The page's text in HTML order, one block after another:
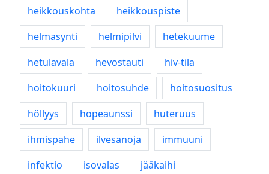
heikkouskohta
heikkouspiste
helmasynti
helmipilvi
hetekuume
hetulavala
hevostauti
hiv-tila
hoitokuuri
hoitosuhde
hoitosuositus
höllyys
hopeaunssi
huteruus
ihmispahe
ilvesanoja
immuuni
infektio
isovalas jääkaihi